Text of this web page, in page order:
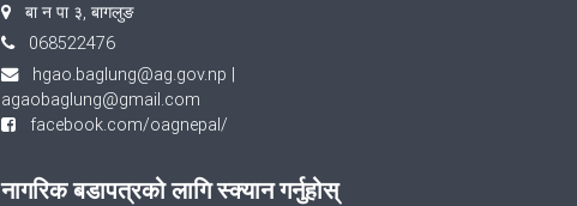
बा न पा ३, बागलुङ
068522476
hgao.baglung@ag.gov.np |
agaobaglung@gmail.com
facebook.com/oagnepal/
नागरिक बडापत्रको लागि स्क्यान गर्नुहोस्